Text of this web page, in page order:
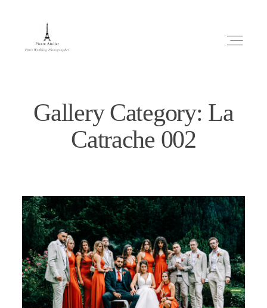
MES CONSEILS
ENGLISH
CONTACT
Gallery Category: La
Catrache 002